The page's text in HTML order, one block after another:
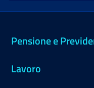
Pensione e
Lavoro